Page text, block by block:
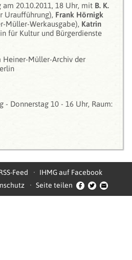
20.10.2011, 18 Uhr, mit B. K.
Uraufführung), Frank Hörnigk
Müller-Werkausgabe), Katrin
für Kultur und Bürgerdienste
Müller-Archiv der
- Donnerstag 10 - 16 Uhr, Raum:
Feed
IHMG auf Facebook
Seite teilen